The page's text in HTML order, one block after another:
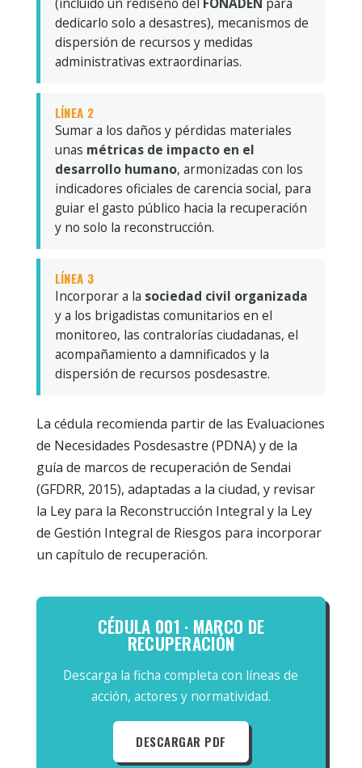
dedicarlo solo a desastres), mecanismos de
dispersión de recursos y medidas
administrativas extraordinarias.
LÍNEA 2
Sumar a los daños y pérdidas materiales
unas métricas de impacto en el
desarrollo humano, armonizadas con los
indicadores oficiales de carencia social, para
guiar el gasto público hacia la recuperación
y no solo la reconstrucción.
LÍNEA 3
Incorporar a la sociedad civil organizada
y a los brigadistas comunitarios en el
monitoreo, las contralorías ciudadanas, el
acompañamiento a damnificados y la
dispersión de recursos posdesastre.
La cédula recomienda partir de las Evaluaciones
de Necesidades Posdesastre (PDNA) y de la
guía de marcos de recuperación de Sendai
(GFDRR, 2015), adaptadas a la ciudad, y revisar
la Ley para la Reconstrucción Integral y la Ley
de Gestión Integral de Riesgos para incorporar
un capítulo de recuperación.
CÉDULA 001 · MARCO DE
RECUPERACIÓN
Descarga la ficha completa con líneas de
acción, actores y normatividad.
DESCARGAR PDF